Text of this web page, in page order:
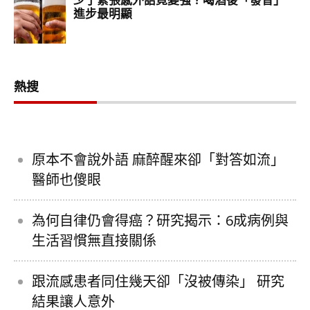
熱搜
原本不會說外語 麻醉醒來卻「對答如流」
醫師也傻眼
為何自律仍會得癌？研究揭示：6成病例與
生活習慣無直接關係
跟流感患者同住幾天卻「沒被傳染」 研究
結果讓人意外